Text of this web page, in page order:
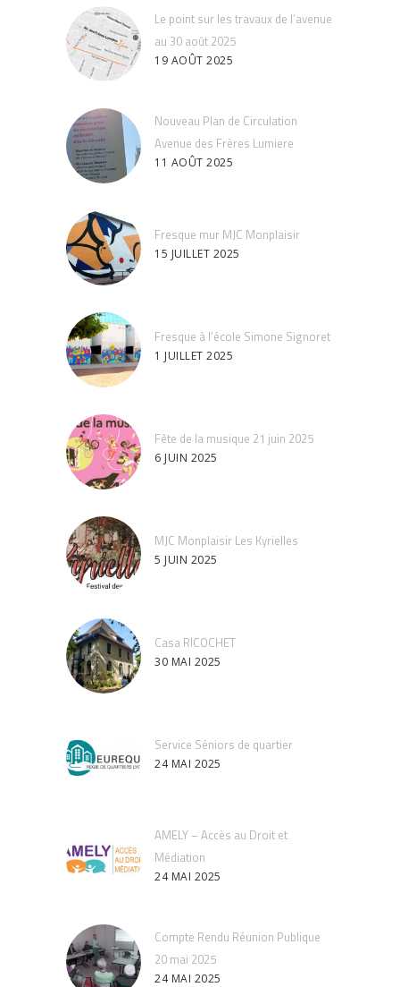
Le point sur les travaux de l’avenue
au 30 août 2025
19 AOÛT 2025
Nouveau Plan de Circulation
Avenue des Frères Lumiere
11 AOÛT 2025
Fresque mur MJC Monplaisir
15 JUILLET 2025
Fresque à l’école Simone Signoret
1 JUILLET 2025
Fête de la musique 21 juin 2025
6 JUIN 2025
MJC Monplaisir Les Kyrielles
5 JUIN 2025
Casa RICOCHET
30 MAI 2025
Service Séniors de quartier
24 MAI 2025
AMELY – Accès au Droit et
Médiation
24 MAI 2025
Compte Rendu Réunion Publique
20 mai 2025
24 MAI 2025